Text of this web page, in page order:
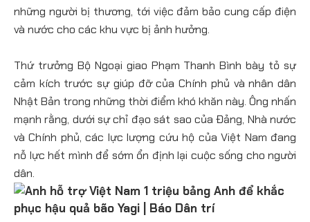
những người bị thương, tới việc đảm bảo cung cấp điện
và nước cho các khu vực bị ảnh hưởng.
Thứ trưởng Bộ Ngoại giao Phạm Thanh Bình bày tỏ sự
cảm kích trước sự giúp đỡ của Chính phủ và nhân dân
Nhật Bản trong những thời điểm khó khăn này. Ông nhấn
mạnh rằng, dưới sự chỉ đạo sát sao của Đảng, Nhà nước
và Chính phủ, các lực lượng cứu hộ của Việt Nam đang
nỗ lực hết mình để sớm ổn định lại cuộc sống cho người
dân.